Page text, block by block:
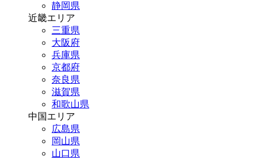
静岡県
近畿エリア
三重県
大阪府
兵庫県
京都府
奈良県
滋賀県
和歌山県
中国エリア
広島県
岡山県
山口県